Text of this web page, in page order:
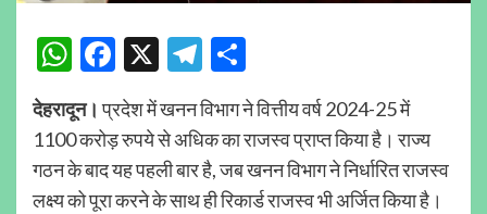
WhatsApp
Facebook
X Telegram
देहरादून। प्रदेश में खनन विभाग ने वित्तीय वर्ष 2024-25 में
1100 करोड़ रुपये से अधिक का राजस्व प्राप्त किया है। राज्य
गठन के बाद यह पहली बार है, जब खनन विभाग ने निर्धारित राजस्व
लक्ष्य को पूरा करने के साथ ही रिकार्ड राजस्व भी अर्जित किया है।